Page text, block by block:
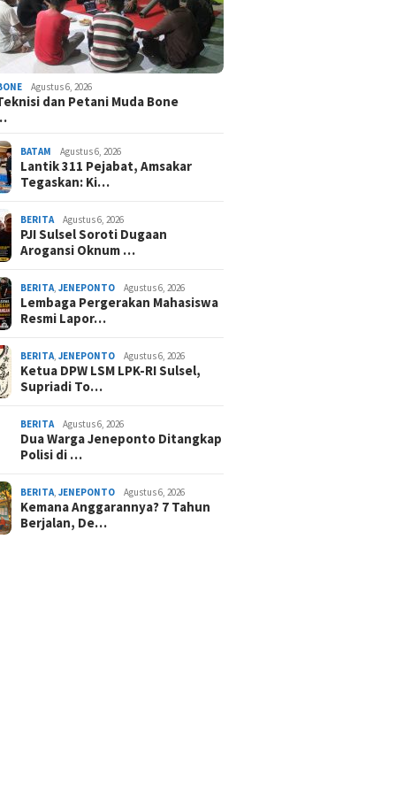
Agustus 6, 2026
dan Petani Muda Bone
BATAM Agustus 6, 2026
Lantik 311 Pejabat, Amsakar
Tegaskan: Ki…
BERITA Agustus 6, 2026
PJI Sulsel Soroti Dugaan
Arogansi Oknum …
BERITA ,JENEPONTO Agustus 6, 2026
Lembaga Pergerakan Mahasiswa
Resmi Lapor…
BERITA ,JENEPONTO Agustus 6, 2026
Ketua DPW LSM LPK-RI Sulsel,
Supriadi To…
BERITA Agustus 6, 2026
Dua Warga Jeneponto Ditangkap
Polisi di …
BERITA ,JENEPONTO Agustus 6, 2026
Kemana Anggarannya? 7 Tahun
Berjalan, De…